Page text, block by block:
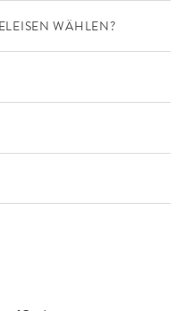
WÄHLEN?